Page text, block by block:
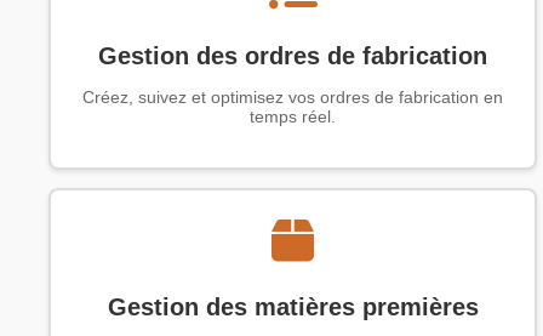
Gestion des ordres de fabrication
Créez, suivez et optimisez vos ordres de fabrication en
temps réel.
Gestion des matières premières